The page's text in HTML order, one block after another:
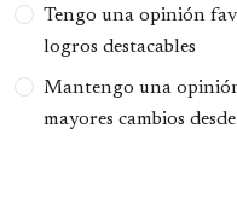
Tengo una opinión
logros destacables
Mantengo una
mayores cambios